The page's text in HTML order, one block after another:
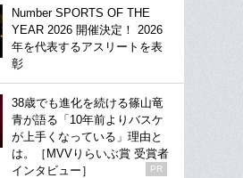
Number SPORTS OF THE
YEAR 2026 開催決定！ 2026
年を代表するアスリートを表
彰
38歳でも進化を続ける篠山竜
青が語る「10年前よりバスケ
が上手くなっている」理由と
は。［MVVりらいぶ賞 受賞者
インタビュー］
PR